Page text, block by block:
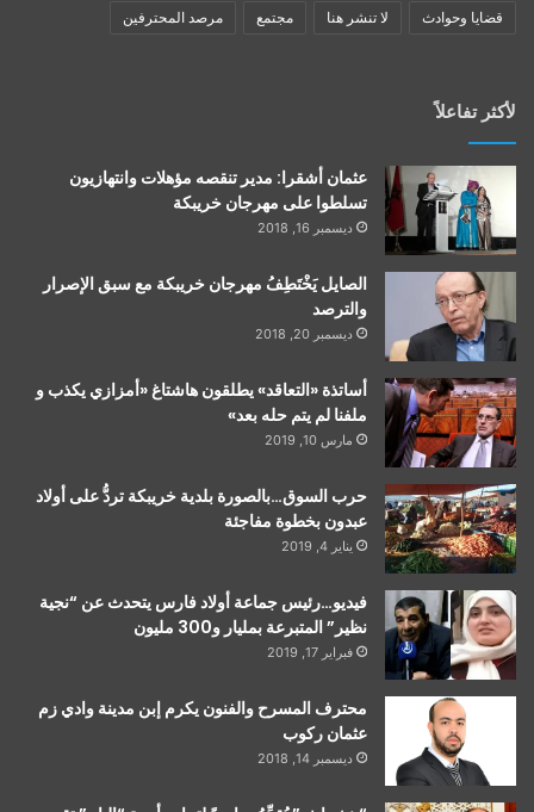
قضايا وحوادث لا تنشر هنا مجتمع مرصد المحترفين
لأكثر تفاعلاً
عثمان أشقرا: مدير تنقصه مؤهلات وانتهازيون
تسلطوا على مهرجان خريبكة
ديسمبر 16, 2018
الصايل يَخْتَطِفُ مهرجان خريبكة مع سبق الإصرار
والترصد
ديسمبر 20, 2018
أساتذة «التعاقد» يطلقون هاشتاغ «أمزازي يكذب و
ملفنا لم يتم حله بعد»
مارس 10, 2019
حرب السوق…بالصورة بلدية خريبكة تردُّ على أولاد
عبدون بخطوة مفاجئة
يناير 4, 2019
فيديو…رئيس جماعة أولاد فارس يتحدث عن “نجية
نظير” المتبرعة بمليار و300 مليون
فبراير 17, 2019
محترف المسرح والفنون يكرم إبن مدينة وادي زم
عثمان ركوب
ديسمبر 14, 2018